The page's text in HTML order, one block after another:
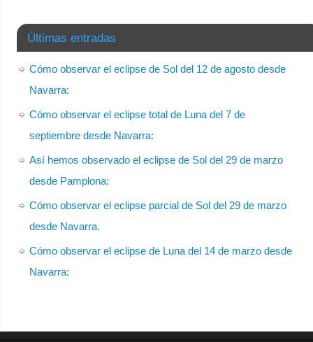
Últimas entradas
Cómo observar el eclipse de Sol del 12 de agosto desde
Navarra:
Cómo observar el eclipse total de Luna del 7 de
septiembre desde Navarra:
Así hemos observado el eclipse de Sol del 29 de marzo
desde Pamplona:
Cómo observar el eclipse parcial de Sol del 29 de marzo
desde Navarra.
Cómo observar el eclipse de Luna del 14 de marzo desde
Navarra: